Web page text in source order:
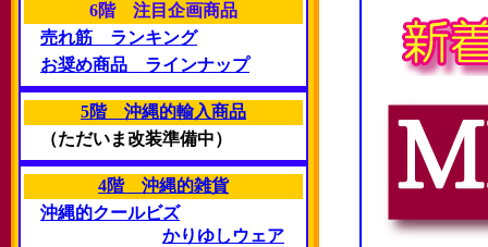
6階 注目企画商品
売れ筋 ランキング
お奨め商品 ラインナップ
5階 沖縄的輸入商品
（ただいま改装準備中）
4階 沖縄的雑貨
沖縄的クールビズ
かりゆしウェア